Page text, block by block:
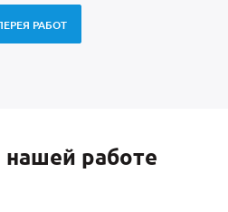
РАБОТ
работе